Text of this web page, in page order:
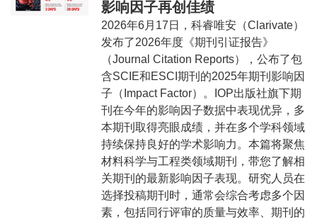
影响因子再创佳绩
2026年6月17日，科睿唯安（Clarivate）
发布了2026年度《期刊引证报告》
（Journal Citation Reports），公布了包
含SCIE和ESCI期刊的2025年期刊影响因
子（Impact Factor）。IOP出版社旗下期
刊在今年的影响因子数据中表现优异，多
本期刊取得亮眼成绩，并在多个学科领域
持续保持良好的学术影响力。本篇将聚焦
材料科学与工程类领域期刊，带您了解相
关期刊的最新影响因子表现。研究人员在
选择投稿期刊时，通常会综合考虑多个因
素，包括同行评审的质量与效率、期刊的